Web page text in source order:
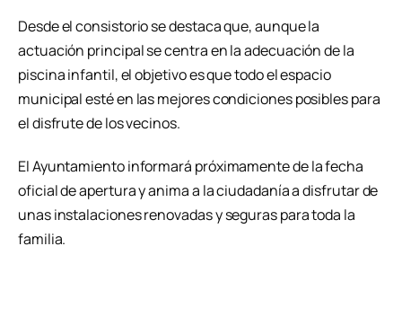
Desde el consistorio se destaca que, aunque la
actuación principal se centra en la adecuación de la
piscina infantil, el objetivo es que todo el espacio
municipal esté en las mejores condiciones posibles para
el disfrute de los vecinos.
El Ayuntamiento informará próximamente de la fecha
oficial de apertura y anima a la ciudadanía a disfrutar de
unas instalaciones renovadas y seguras para toda la
familia.